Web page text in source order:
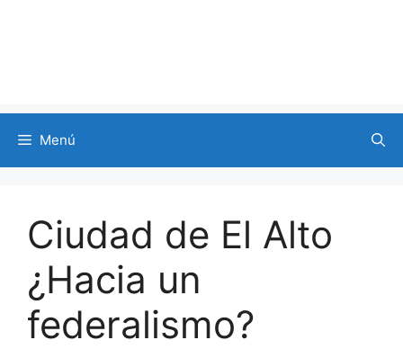
Menú
Ciudad de El Alto
¿Hacia un
federalismo?